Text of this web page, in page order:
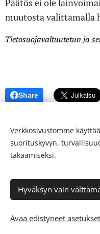
Päätös ei ole
muutosta valittamalla
Tietosuojavaltuutetun ja
Share
Luotu
Verkkosivustomme
suorituskyvyn,
takaamiseksi.
Hyväksyn vain
Avaa edistyneet asetukset